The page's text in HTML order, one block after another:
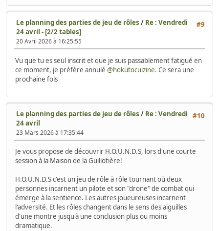
#9
Le planning des parties de jeu de rôles / Re : Vendredi
24 avril - [2/2 tables]
20 Avril 2026 à 16:25:55
Vu que tu es seul inscrit et que je suis passablement fatigué en
ce moment, je préfère annulé @hokutocuizine. Ce sera une
prochaine fois
#10
Le planning des parties de jeu de rôles / Re : Vendredi
24 avril
23 Mars 2026 à 17:35:44
Je vous propose de découvrir H.O.U.N.D.S, lors d'une courte
session à la Maison de la Guillotière!
H.O.U.N.D.S c'est un jeu de rôle à rôle tournant où deux
personnes incarnent un pilote et son "drone" de combat qui
émerge à la sentience. Les autres joueureuses incarnent
l'adversité. Et les rôles changent dans le sens des aiguilles
d'une montre jusqu'à une conclusion plus ou moins
dramatique.